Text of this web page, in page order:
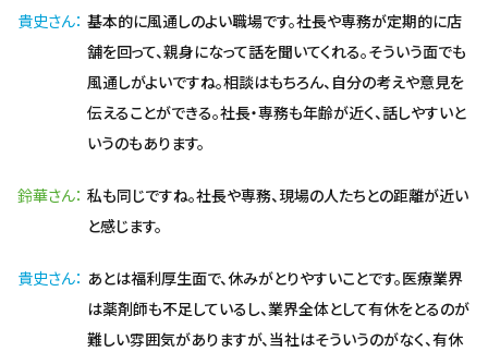
貴史さん 基本的に風通しのよい職場です。社長や専務が定期的に店
舗を回って、親身になって話を聞いてくれる。そういう面でも
風通しがよいですね。相談はもちろん、自分の考えや意見を
伝えることができる。社長・専務も年齢が近く、話しやすいと
いうのもあります。
鈴華さん 私も同じですね。社長や専務、現場の人たちとの距離が近い
と感じます。
貴史さん
あとは福利厚生面で、休みがとりやすいことです。医療業界
は薬剤師も不足しているし、業界全体として有休をとるのが
難しい雰囲気がありますが、当社はそういうのがなく、有休